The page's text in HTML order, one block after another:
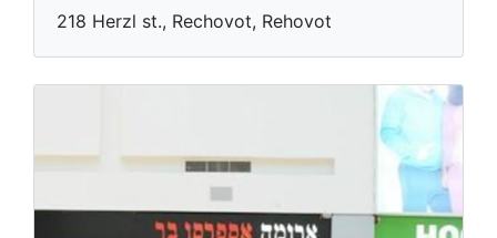
218 Herzl st., Rechovot, Rehovot